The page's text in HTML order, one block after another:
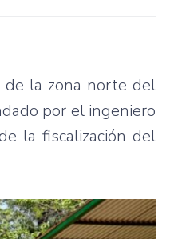
de la zona norte del
por el ingeniero
la fiscalización del